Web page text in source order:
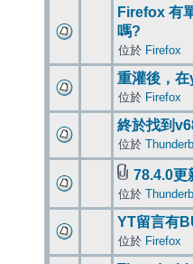
Firefox 有
嗎?
位於 Firefox
重灌後，
位於 Firefox
終於找到
位於
78.4.0更
位於
YT留言有
位於 Firefox